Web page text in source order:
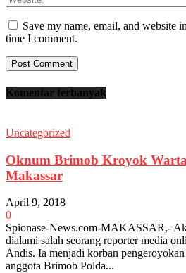
Save my name, email, and website
time I comment.
Komentar terbanyak
Uncategorized
Oknum Brimob Kroyok
Makassar
April 9, 2018
0
Spionase-News.com-MAKASSAR,-
dialami salah seorang reporter media
Andis. Ia menjadi korban
anggota Brimob Polda...